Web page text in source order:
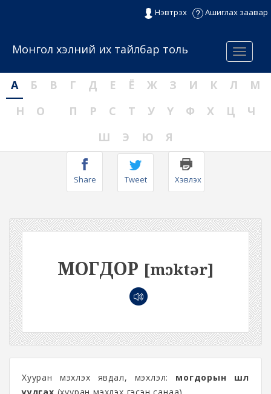
Нэвтрэх Ашиглах заавар
Menu
Монгол хэлний их тайлбар толь
А Б В Г Д Е Ё Ж З И К Л
М
Н
О П Р С Т У Ү Ф Х Ц
Ч
Ш
Э Ю Я
Share Tweet Хэвлэх
МОГДОР [mɔktər]
Хууран мэхлэх явдал, мэхлэл: могдорын шөл